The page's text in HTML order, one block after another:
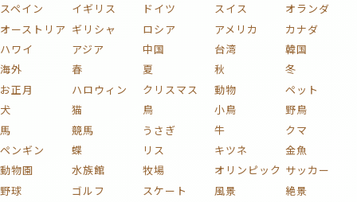
スペイン
イギリス ドイツ スイス
オランダ
オーストリア ギリシャ ロシア アメリカ
カナダ
ハワイ
アジア 中国 台湾
韓国
海外
春 夏 秋
冬
お正月
ハロウィン クリスマス 動物
ペット
犬
猫 鳥 小鳥
野鳥
馬
競馬 うさぎ 牛
クマ
ペンギン
蝶 リス キツネ
金魚
動物園
水族館 牧場 オリンピック サッカー
野球
ゴルフ スケート 風景
絶景